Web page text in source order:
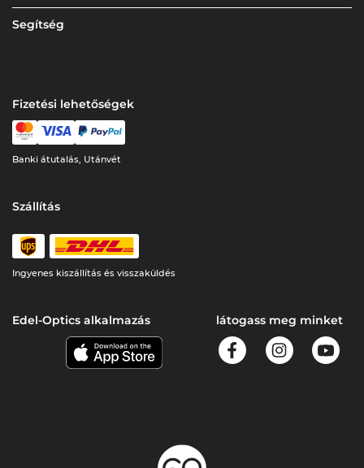
Segítség
Fizetési lehetőségek
Banki átutalás, Utánvét
Szállítás
Ingyenes kiszállítás és visszaküldés
Edel-Optics alkalmazás látogass meg minket